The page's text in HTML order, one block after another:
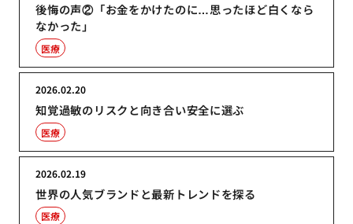
後悔の声②「お金をかけたのに…思ったほど白くなら
なかった」
医療
知覚過敏のリスクと向き合い安全に選ぶ
2026.02.20
医療
世界の人気ブランドと最新トレンドを探る
2026.02.19
医療